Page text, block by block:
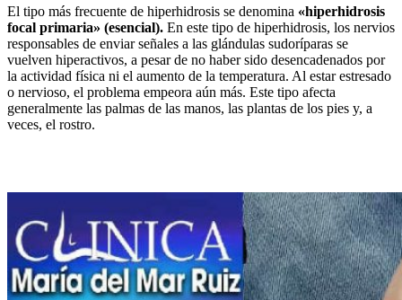
El tipo más frecuente de hiperhidrosis se denomina «hiperhidrosis
focal primaria» (esencial). En este tipo de hiperhidrosis, los nervios
responsables de enviar señales a las glándulas sudoríparas se
vuelven hiperactivos, a pesar de no haber sido desencadenados por
la actividad física ni el aumento de la temperatura. Al estar estresado
o nervioso, el problema empeora aún más. Este tipo afecta
generalmente las palmas de las manos, las plantas de los pies y, a
veces, el rostro.